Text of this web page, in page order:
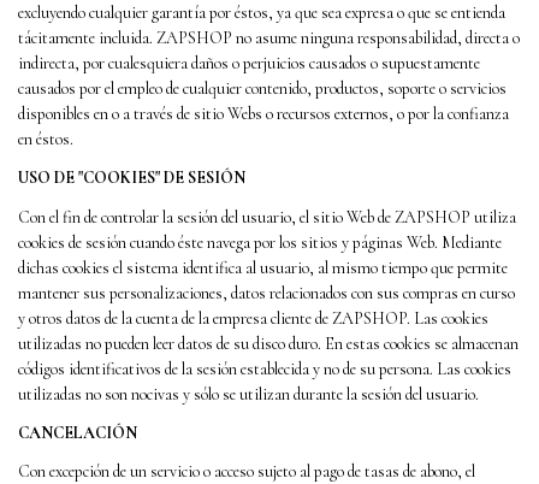
excluyendo cualquier garantía por éstos, ya que sea expresa o que se entienda
tácitamente incluida. ZAPSHOP no asume ninguna responsabilidad, directa o
indirecta, por cualesquiera daños o perjuicios causados o supuestamente
causados por el empleo de cualquier contenido, productos, soporte o servicios
disponibles en o a través de sitio Webs o recursos externos, o por la confianza
en éstos.
USO DE "COOKIES" DE SESIÓN
Con el fin de controlar la sesión del usuario, el sitio Web de ZAPSHOP utiliza
cookies de sesión cuando éste navega por los sitios y páginas Web. Mediante
dichas cookies el sistema identifica al usuario, al mismo tiempo que permite
mantener sus personalizaciones, datos relacionados con sus compras en curso
y otros datos de la cuenta de la empresa cliente de ZAPSHOP. Las cookies
utilizadas no pueden leer datos de su disco duro. En estas cookies se almacenan
códigos identificativos de la sesión establecida y no de su persona. Las cookies
utilizadas no son nocivas y sólo se utilizan durante la sesión del usuario.
CANCELACIÓN
Con excepción de un servicio o acceso sujeto al pago de tasas de abono, el